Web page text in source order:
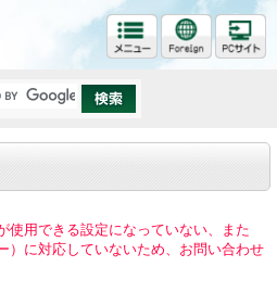
使用できる設定になっていない、また
）に対応していないため、お問い合わせ